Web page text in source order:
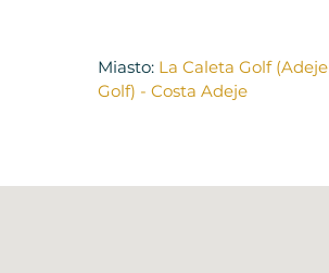
Miasto: La Caleta Golf (Adeje
Golf) - Costa Adeje